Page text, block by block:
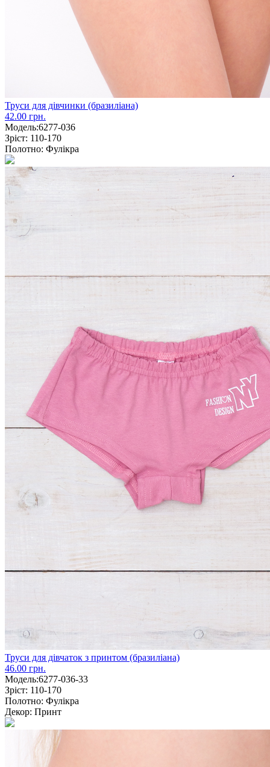
Труси для дівчинки (бразиліана)
42.00 грн.
Модель:6277-036
Зріст: 110-170
Полотно: Фулікра
Труси для дівчаток з принтом (бразиліана)
46.00 грн.
Модель:6277-036-33
Зріст: 110-170
Полотно: Фулікра
Декор: Принт